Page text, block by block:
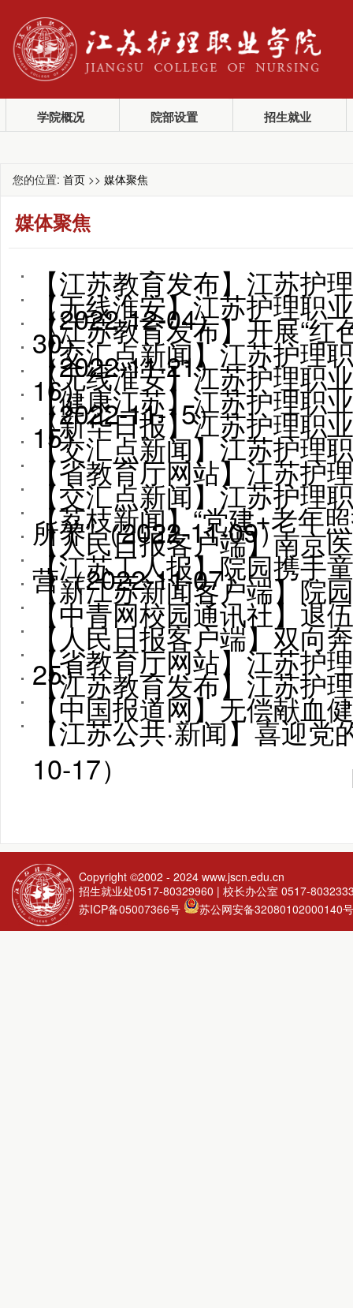
学院概况 院部设置 招生就业
您的位置: 首页 >> 媒体聚焦
媒体聚焦
【江苏教育发布】江苏护
（2022-12-04）
【无线淮安】江苏护理职
30）
【江苏教育发布】开展“红
（2022-11-21）
【交汇点新闻】江苏护理
16）
【无线淮安】江苏护理职
（2022-11-15）
【健康江苏】江苏护理职
15）
【新华日报】江苏护理职
【交汇点新闻】江苏护理
【省教育厅网站】江苏护
【交汇点新闻】江苏护理
所养”（2022-11-09）
【荔枝新闻】“党建+老年
【人民日报客户端】南京
营（2022-11-07）
【江苏工人报】院园携手
【新江苏新闻客户端】院
【中青网校园通讯社】退
【人民日报客户端】双向
25）
【省教育厅网站】江苏护
【江苏教育发布】江苏护
【中国报道网】无偿献血
【江苏公共·新闻】喜迎
10-17）
Copyright ©2002 - 2024 www.jscn.edu.cn
招生就业处0517-80329960 | 校长办公室 0517-
苏ICP备05007366号
苏公网安备32080102000140号